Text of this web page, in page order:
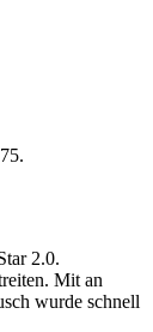
2.0.
Mit an
wurde schnell